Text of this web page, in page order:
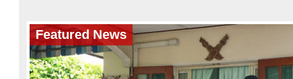
Featured News
Featured News